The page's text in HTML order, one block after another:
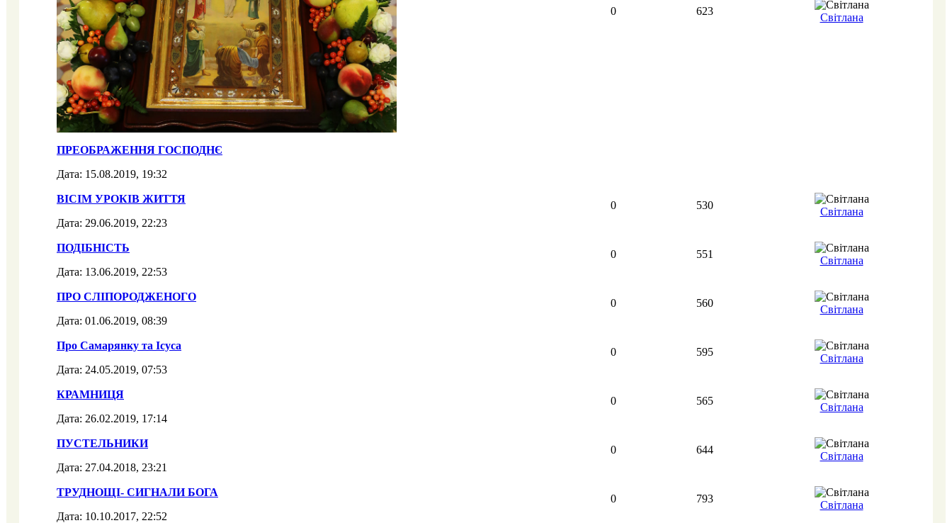
ПРЕОБРАЖЕННЯ ГОСПОДНЄ
Дата: 15.08.2019, 19:32
0 623
Світлана
ВІСІМ УРОКІВ ЖИТТЯ
Дата: 29.06.2019, 22:23
0 530
Світлана
ПОДІБНІСТЬ
Дата: 13.06.2019, 22:53
0 551
Світлана
ПРО СЛІПОРОДЖЕНОГО
Дата: 01.06.2019, 08:39
0 560
Світлана
Про Самарянку та Ісуса
Дата: 24.05.2019, 07:53
0 595
Світлана
КРАМНИЦЯ
Дата: 26.02.2019, 17:14
0 565
Світлана
ПУСТЕЛЬНИКИ
Дата: 27.04.2018, 23:21
0 644
Світлана
ТРУДНОЩІ- СИГНАЛИ БОГА
Дата: 10.10.2017, 22:52
0 793
Світлана